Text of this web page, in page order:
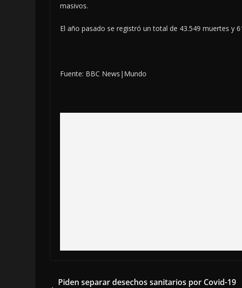
masivos.
El año pasado se registró un total de 43.549 muertes y
Fuente: BBC News|Mundo
Piden separar desechos sanitarios por Covid-19